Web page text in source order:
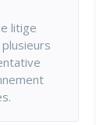
litige